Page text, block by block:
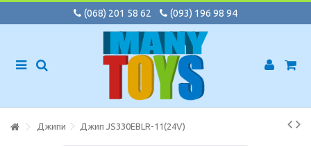
(068) 201 58 62 (093) 196 98 94
Джипи Джип JS330EBLR-11(24V)